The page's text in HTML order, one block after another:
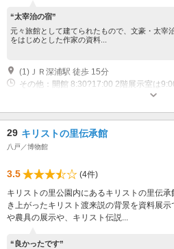
“太宰治の宿”
元々旅館として建てられたもので、文豪・太宰
をはじめとした作家の資料...
(1)ＪＲ深浦駅 徒歩 15分
その他：開館 8:30?17:00 2階展示室は
（祝日の場合その翌日） 年末年始（12
29 キリストの里伝承館
八戸／博物館
3.5
(4件)
キリストの里公園内にあるキリストの里伝
き上がったキリスト渡来説の背景を資料展
や農具の展示や、キリスト伝説...
“良かったです”